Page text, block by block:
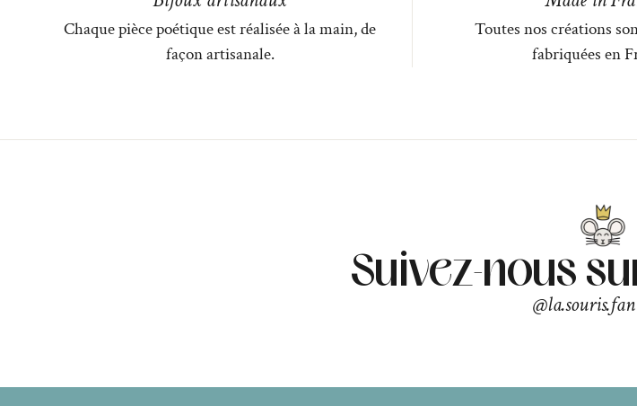
Chaque pièce poétique est réalisée à la main, de
façon artisanale.
Toutes nos créations
fabriquées en
Suivez-nous